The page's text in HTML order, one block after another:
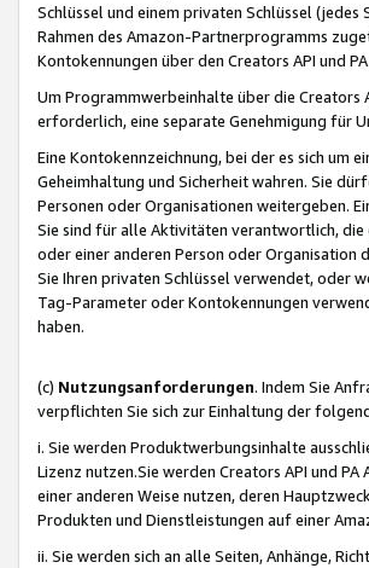
Schlüssel und einem privaten Schlüssel
Rahmen des Amazon-Partnerprogramms
Kontokennungen über den Creators API und
Um Programmwerbeinhalte über die Creators
erforderlich, eine separate Genehmigung für
Eine Kontokennzeichnung, bei der es sich um
Geheimhaltung und Sicherheit wahren. Sie
Personen oder Organisationen weitergeben.
Sie sind für alle Aktivitäten verantwortlich,
oder einer anderen Person oder Organisation
Sie Ihren privaten Schlüssel verwendet, oder
Tag-Parameter oder Kontokennungen
haben.
(c) Nutzungsanforderungen. Indem Sie
verpflichten Sie sich zur Einhaltung der
i. Sie werden Produktwerbungsinhalte
Lizenz nutzen.Sie werden Creators API und
einer anderen Weise nutzen, deren
Produkten und Dienstleistungen auf einer
ii. Sie werden sich an alle Seiten, Anhänge,